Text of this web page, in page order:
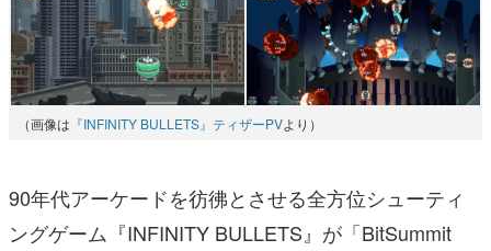
（画像は 『INFINITY BULLETS』ティザーPVより）
90年代アーケードを彷彿とさせる全方位シューティ
ングゲーム『INFINITY BULLETS』が「BitSummit